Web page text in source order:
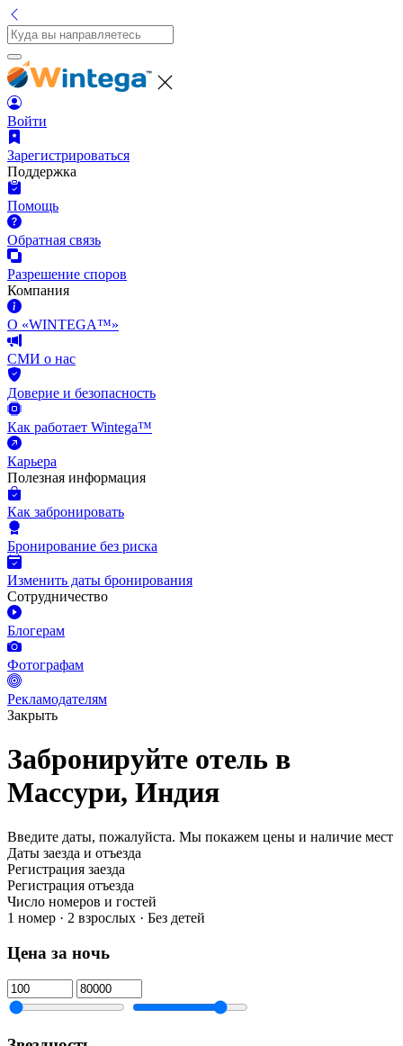
Войти
Зарегистрироваться
Поддержка
Помощь
Обратная связь
Разрешение споров
Компания
О «WINTEGA™»
СМИ о нас
Доверие и безопасность
Как работает Wintega™
Карьера
Полезная информация
Как забронировать
Бронирование без риска
Изменить даты бронирования
Сотрудничество
Блогерам
Фотографам
Рекламодателям
Закрыть
Забронируйте отель в
Массури, Индия
Введите даты, пожалуйста. Мы покажем цены и наличие мест
Даты заезда и отъезда
Регистрация заезда
Регистрация отъезда
Число номеров и гостей
1 номер · 2 взрослых · Без детей
Цена за ночь